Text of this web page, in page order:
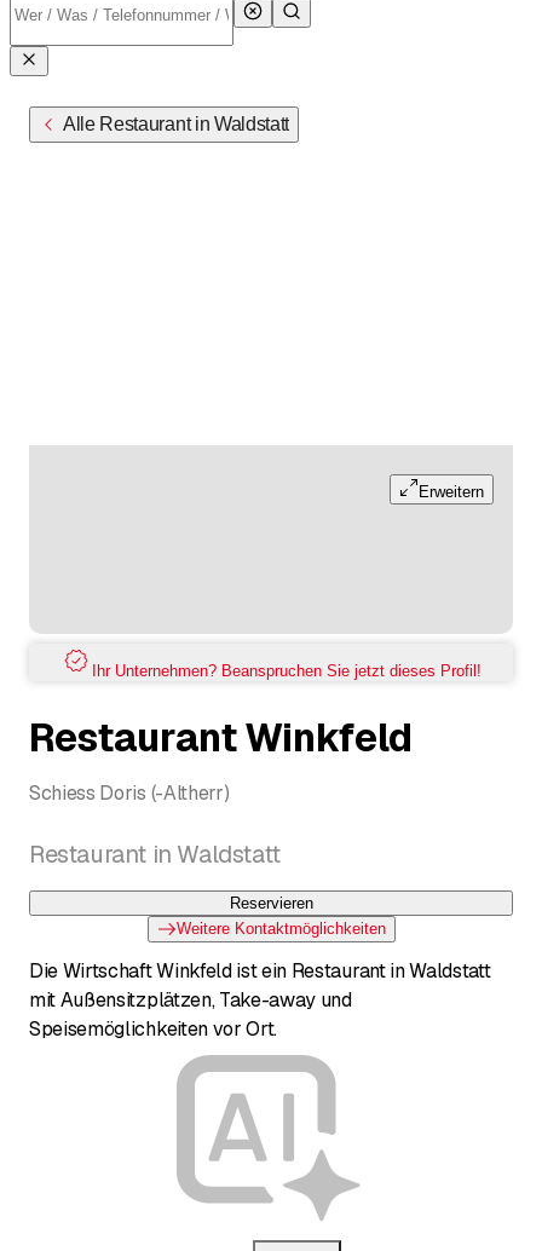
Alle Restaurant in Waldstatt
Erweitern
Ihr Unternehmen? Beanspruchen Sie jetzt dieses Profil!
Restaurant Winkfeld
Schiess Doris (-Altherr)
Restaurant in Waldstatt
Reservieren
Weitere Kontaktmöglichkeiten
Die Wirtschaft Winkfeld ist ein Restaurant in Waldstatt
mit Außensitzplätzen, Take-away und
Speisemöglichkeiten vor Ort.